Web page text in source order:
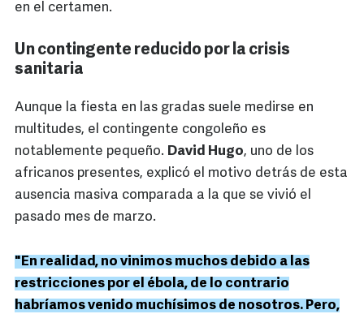
en el certamen.
Un contingente reducido por la crisis
sanitaria
Aunque la fiesta en las gradas suele medirse en
multitudes, el contingente congoleño es
notablemente pequeño. David Hugo, uno de los
africanos presentes, explicó el motivo detrás de esta
ausencia masiva comparada a la que se vivió el
pasado mes de marzo.
"En realidad, no vinimos muchos debido a las
restricciones por el ébola, de lo contrario
habríamos venido muchísimos de nosotros. Pero,